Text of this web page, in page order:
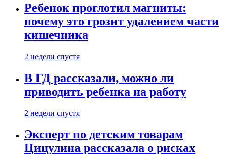
Ребенок проглотил магниты:
почему это грозит удалением части
кишечника
2 недели спустя
В ГД рассказали, можно ли
приводить ребенка на работу
2 недели спустя
Эксперт по детским товарам
Цицулина рассказала о рисках